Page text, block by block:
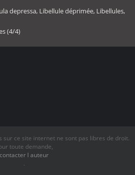
depressa, Libellule déprimée, Libellules,
(4/4)
sur ce site internet ne sont pas libres de droit.
toute demande,
contacter l auteur
.